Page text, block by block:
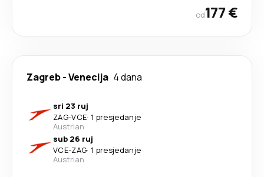
od177 €
Zagreb-Venecija 4 dana
sri 23 ruj
ZAG-VCE· 1 presjedanje
Austrian
sub 26 ruj
VCE-ZAG· 1 presjedanje
Austrian